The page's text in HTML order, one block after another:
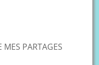
PARTAGES